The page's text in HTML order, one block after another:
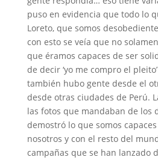
puso en evidencia que todo lo
Loreto, que somos
con esto se veía que no
que éramos capaces de ser
de decir ‘yo me compro el
también hubo gente desde el
desde otras ciudades de Perú.
las fotos que mandaban de los
demostró lo que somos
nosotros y con el resto del
campañas que se han lanzado